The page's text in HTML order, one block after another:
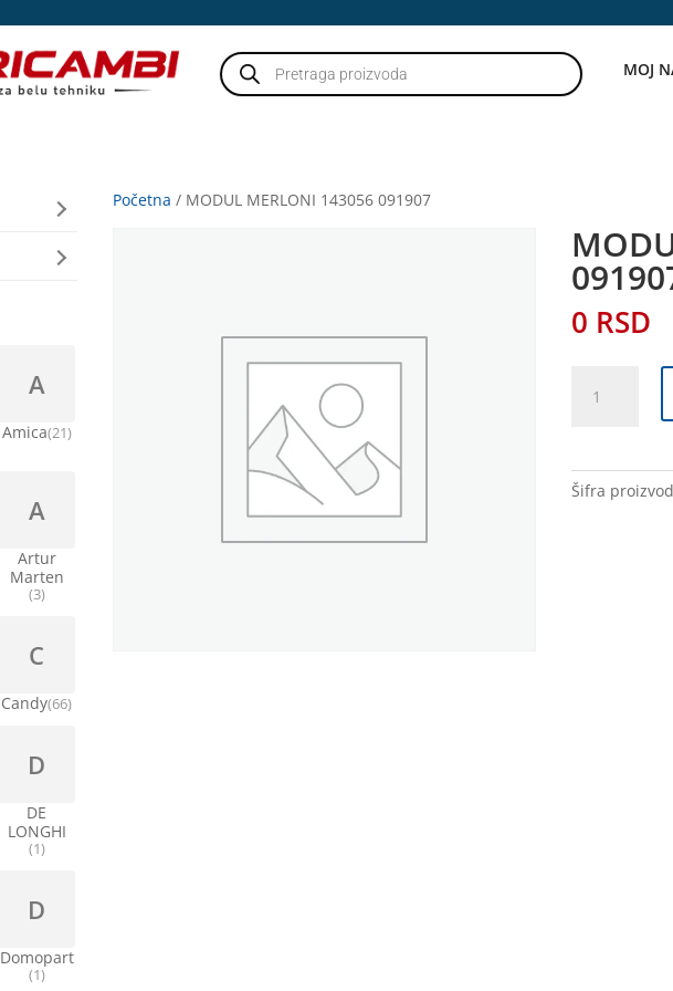
Products
search MOJ
Početna / MODUL MERLONI 143056 091907
0 RSD
MERLONI
količina
Šifra
A
Amica(21)
A
Artur
Marten
(3)
C
Candy(66)
D
DE
LONGHI
(1)
D
Domopart
(1)